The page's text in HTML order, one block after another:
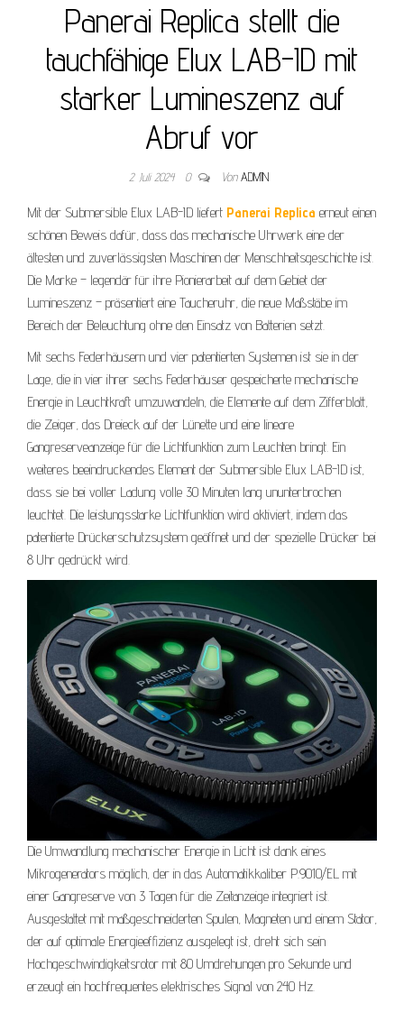
Panerai Replica stellt die
tauchfähige Elux LAB-ID mit
starker Lumineszenz auf
Abruf vor
2. Juli 2024 0 Von ADMIN
Mit der Submersible Elux LAB-ID liefert Panerai Replica erneut einen
schönen Beweis dafür, dass das mechanische Uhrwerk eine der
ältesten und zuverlässigsten Maschinen der Menschheitsgeschichte ist.
Die Marke – legendär für ihre Pionierarbeit auf dem Gebiet der
Lumineszenz – präsentiert eine Taucheruhr, die neue Maßstäbe im
Bereich der Beleuchtung ohne den Einsatz von Batterien setzt.
Mit sechs Federhäusern und vier patentierten Systemen ist sie in der
Lage, die in vier ihrer sechs Federhäuser gespeicherte mechanische
Energie in Leuchtkraft umzuwandeln, die Elemente auf dem Zifferblatt,
die Zeiger, das Dreieck auf der Lünette und eine lineare
Gangreserveanzeige für die Lichtfunktion zum Leuchten bringt. Ein
weiteres beeindruckendes Element der Submersible Elux LAB-ID ist,
dass sie bei voller Ladung volle 30 Minuten lang ununterbrochen
leuchtet. Die leistungsstarke Lichtfunktion wird aktiviert, indem das
patentierte Drückerschutzsystem geöffnet und der spezielle Drücker bei
8 Uhr gedrückt wird.
Die Umwandlung mechanischer Energie in Licht ist dank eines
Mikrogenerators möglich, der in das Automatikkaliber P.9010/EL mit
einer Gangreserve von 3 Tagen für die Zeitanzeige integriert ist.
Ausgestattet mit maßgeschneiderten Spulen, Magneten und einem Stator,
der auf optimale Energieeffizienz ausgelegt ist, dreht sich sein
Hochgeschwindigkeitsrotor mit 80 Umdrehungen pro Sekunde und
erzeugt ein hochfrequentes elektrisches Signal von 240 Hz.